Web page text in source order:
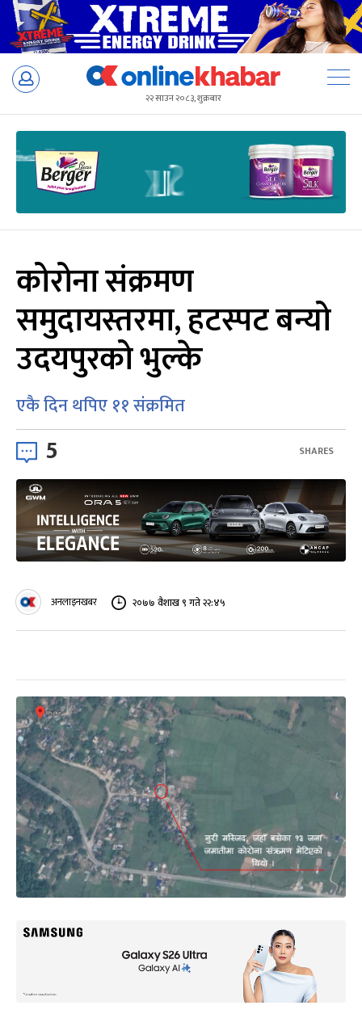
Skip
२२ साउन २०८३, शुक्रबार
कोरोना संक्रमण
समुदायस्तरमा, हटस्पट बन्यो
उदयपुरको भुल्के
एकै दिन थपिए ११ संंक्रमित
5 SHARES
अनलाइनखबर २०७७ वैशाख ९ गते २२:४५